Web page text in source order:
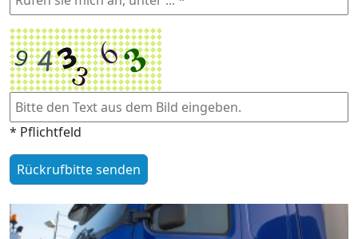
* Pflichtfeld